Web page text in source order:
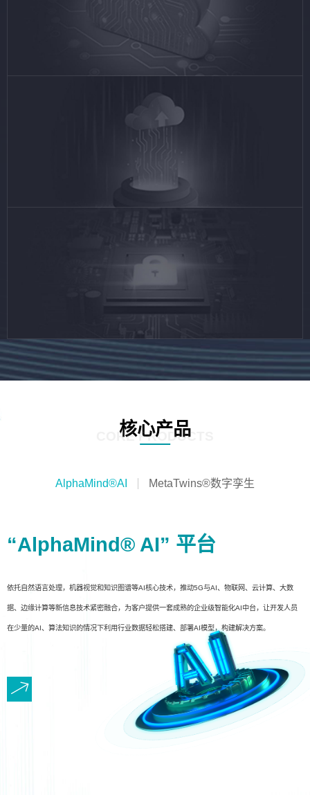
核心产品
CORE PRODUCTS
AlphaMind®AI MetaTwins®数字孪生
“AlphaMind® AI” 平台
依托自然语言处理，机器视觉和知识图谱等AI核心技术，推动5G与AI、物联网、云计算、大数
据、边缘计算等新信息技术紧密融合，为客户提供一套成熟的企业级智能化AI中台，让开发人员
在少量的AI、算法知识的情况下利用行业数据轻松搭建、部署AI模型，构建解决方案。